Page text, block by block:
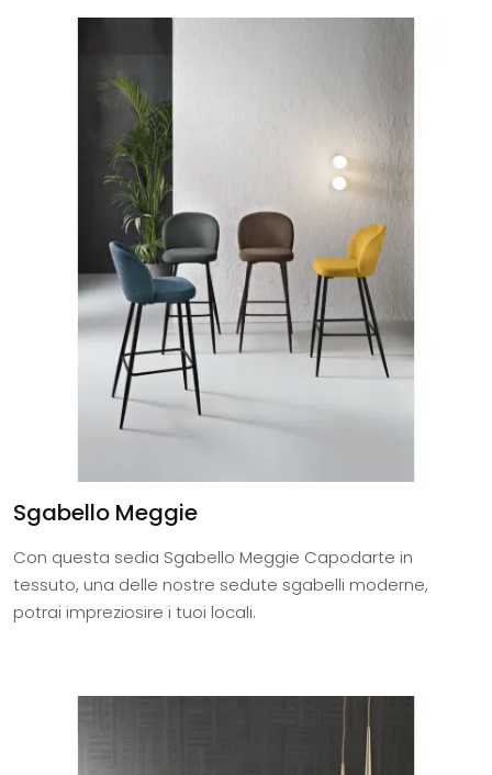
Sgabello Meggie
Con questa sedia Sgabello Meggie Capodarte in
tessuto, una delle nostre sedute sgabelli moderne,
potrai impreziosire i tuoi locali.